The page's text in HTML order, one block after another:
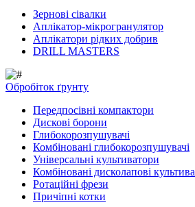
Зернові сівалки
Аплікатор-мікрогранулятор
Аплікатори рідких добрив
DRILL MASTERS
Обробіток ґрунту
Передпосівні компактори
Дискові борони
Глибокорозпушувачі
Комбіновані глибокорозпушувачі
Універсальні культиватори
Комбіновані дисколапові
Ротаційні фрези
Причіпні котки